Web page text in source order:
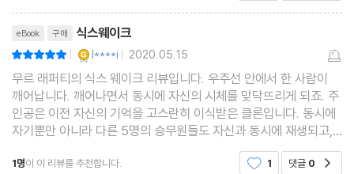
23 볼프강의 사연
24 붕괴
제4부 / 네 번째 깨어남?이전 카트리나 선장
25 매미
26 마리아의 사연
27 범죄자들
eBook 구매 식스웨이크
| l****i | 2020.05.15
무르 래퍼티의 식스 웨이크 리뷰입니다. 우주선 안에서 한 사람이
깨어납니다. 깨어나면서 동시에 자신의 시체를 맞닥뜨리게 되죠. 주
인공은 이전 자신의 기억을 고스란히 이식받은 클론입니다. 동시에
자기뿐만 아니라 다른 5명의 승무원들도 자신과 동시에 재생되고,
이 6명은 자신들의 시체를 조사하며 우주를 항행하는 우주선 안에
서 승무원이 동시에 살해당한, 이 거대한 밀실살인
1명이 이 리뷰를 추천합니다. 1 댓글 0